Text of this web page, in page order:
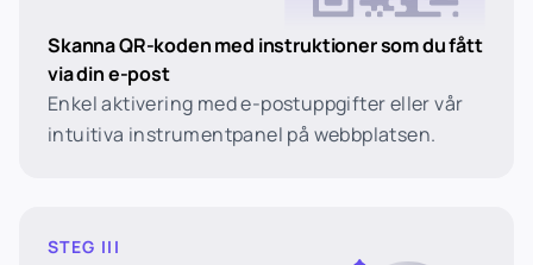
Skanna QR-koden med instruktioner som du fått
via din e-post
Enkel aktivering med e-postuppgifter eller vår
intuitiva instrumentpanel på webbplatsen.
STEG III